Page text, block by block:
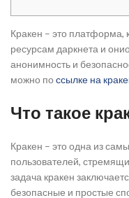
Кракен – это платформа,
ресурсам даркнета и
анонимность и
можно по ссылке на
Что такое
Кракен – это одна из
пользователей,
задача кракен
безопасные и простые